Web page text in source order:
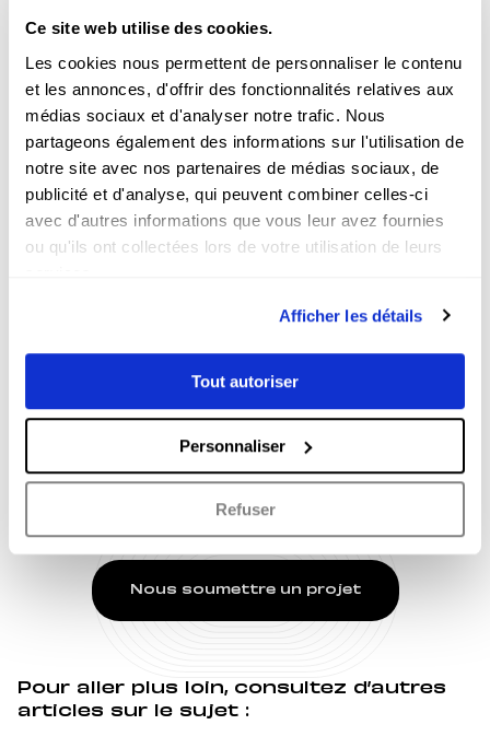
Ce site web utilise des cookies.
Les cookies nous permettent de personnaliser le contenu
et les annonces, d'offrir des fonctionnalités relatives aux
médias sociaux et d'analyser notre trafic. Nous
partageons également des informations sur l'utilisation de
notre site avec nos partenaires de médias sociaux, de
publicité et d'analyse, qui peuvent combiner celles-ci
avec d'autres informations que vous leur avez fournies
ou qu'ils ont collectées lors de votre utilisation de leurs
Afficher les détails
Tout autoriser
Personnaliser
Refuser
d’une maîtrise à la fois technique et
artistique de la photo par drone.
prises de vue, notamment par drone.
Confiez vos projets àdes
professionnels experts des photos
aériennespour apporter à votre
communication un nouveau souffle. La
photo par drone vous permet de faire
marque. Profitez de cette occasion
mettez vos clichés en ligne et sur vos
réseaux sociaux !
Découvrez notre service dédié à la prise
de vue aérienne par drone
Nous soumettre un projet
Pour aller plus loin, consultez d’autres
articles sur le sujet :